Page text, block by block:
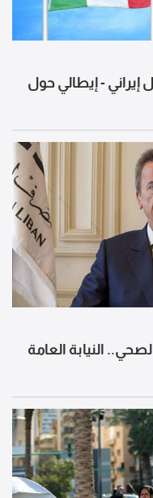
إيراني - إيطالي حول
النيابة العامة